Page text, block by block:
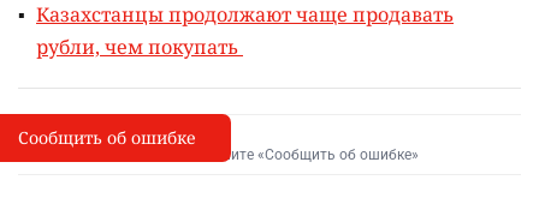
Казахстанцы продолжают чаще продавать
рубли, чем покупать
I
Сообщить об опечатке
Выделите фрагмент и нажмите «Сообщить об ошибке»
Сообщить об ошибке